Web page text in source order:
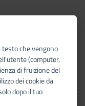
testo che vengono
(computer,
di fruizione del
dei cookie da
dopo il tuo